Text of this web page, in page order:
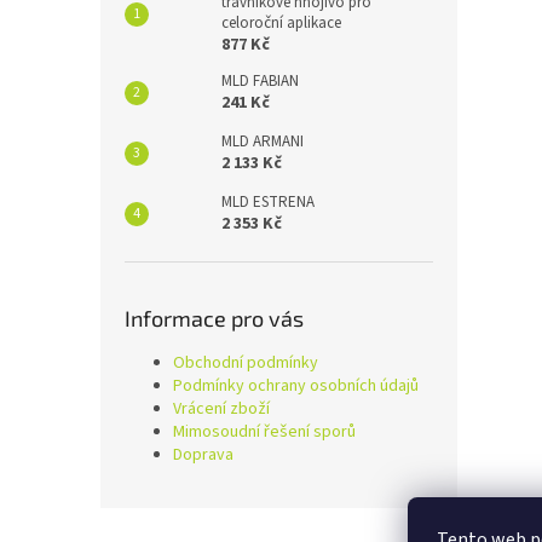
celoroční aplikace
877 Kč
MLD FABIAN
241 Kč
MLD ARMANI
2 133 Kč
MLD ESTRENA
2 353 Kč
Informace pro vás
Obchodní podmínky
Podmínky ochrany osobních údajů
Vrácení zboží
Mimosoudní řešení sporů
Doprava